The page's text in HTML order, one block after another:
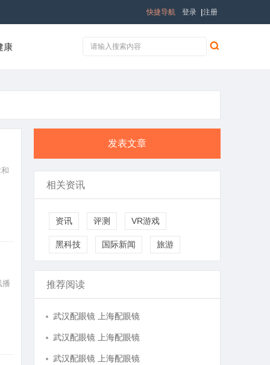
登录 注册
快捷导航
康
播
发表文章
相关资讯
资讯 评测 VR游戏
黑科技 国际新闻 旅游
推荐阅读
武汉配眼镜 上海配眼镜
武汉配眼镜 上海配眼镜
武汉配眼镜 上海配眼镜